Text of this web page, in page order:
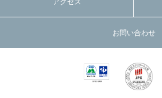
お問い合わせ